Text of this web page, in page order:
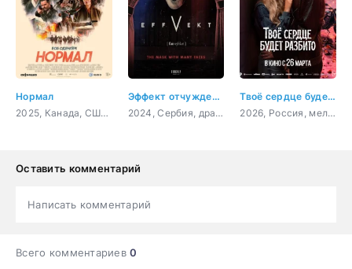
Нормал
2025, Канада, США, боевик, триллер, криминал, комедия, драма
Эффект отчуждения
2024, Сербия, драма
Твоё сердце будет разбито
2026, Россия, мелодрама
Оставить комментарий
Написать комментарий
Всего комментариев0